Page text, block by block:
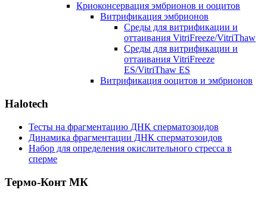
Криоконсервация эмбрионов и ооцитов
Витрификация эмбрионов
Среды для витрификации и
оттаивания VitriFreeze/VitriThaw
Среды для витрификации и
оттаивания VitriFreeze
ES/VitriThaw ES
Витрификация ооцитов и эмбрионов
Halotech
Тесты на фрагментацию ДНК сперматозоидов
Динамика фрагментации ДНК сперматозоидов
Набор для определения окислительного стресса в
сперме
Термо-Конт МК